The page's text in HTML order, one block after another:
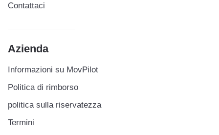
Contattaci
Azienda
Informazioni su MovPilot
Politica di rimborso
politica sulla riservatezza
Termini